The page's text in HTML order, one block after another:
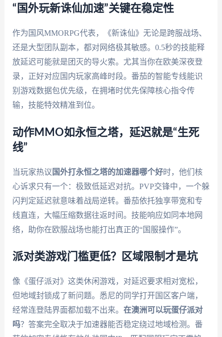
“国外玩新诛仙加速”关键在稳定性
作为国风MMORPG代表，《新诛仙》无论是跨服战场、
还是大型团队副本，都对网络极其敏感。0.5秒的技能释
放延迟可能就是团灭的导火索。尤其当你在欧美深夜登
录，正好对应国内玩家高峰时段。番茄的智能专线能识
别游戏数据包优先级，在拥堵时优先保障核心指令传
输，技能特效精准到位。
动作MMO如永恒之塔，延迟就是“生死
线”
当玩家热议 国外打永恒之塔的加速器哪个好时，他们核
心诉求只有一个：极致低延迟对抗。PVP交锋中，一个躲
闪判定延迟就意味着战局逆转。番茄依托独享带宽和专
线直连，大幅压缩数据往返时间。技能响应如同本地网
络，助你在欧服战场也能打出真正的“国服操作”。
派对类游戏门槛更低？区域限制才是坑
像《蛋仔派对》这类休闲游戏，对延迟要求相对宽松，
但地域封锁成了新问题。悉尼的同学打开国区客户端，
经常连登陆界面都加载不出来。 在澳洲可以玩蛋仔派对
吗？答案完全取决于加速器能否稳定绕过地域检测。番